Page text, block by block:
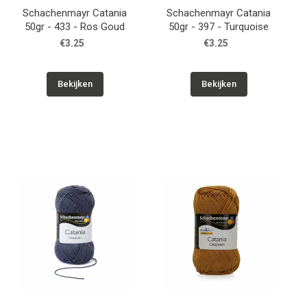
Schachenmayr Catania
50gr - 433 - Ros Goud
€3.25
Bekijken
Schachenmayr Catania
50gr - 397 - Turquoise
€3.25
Bekijken